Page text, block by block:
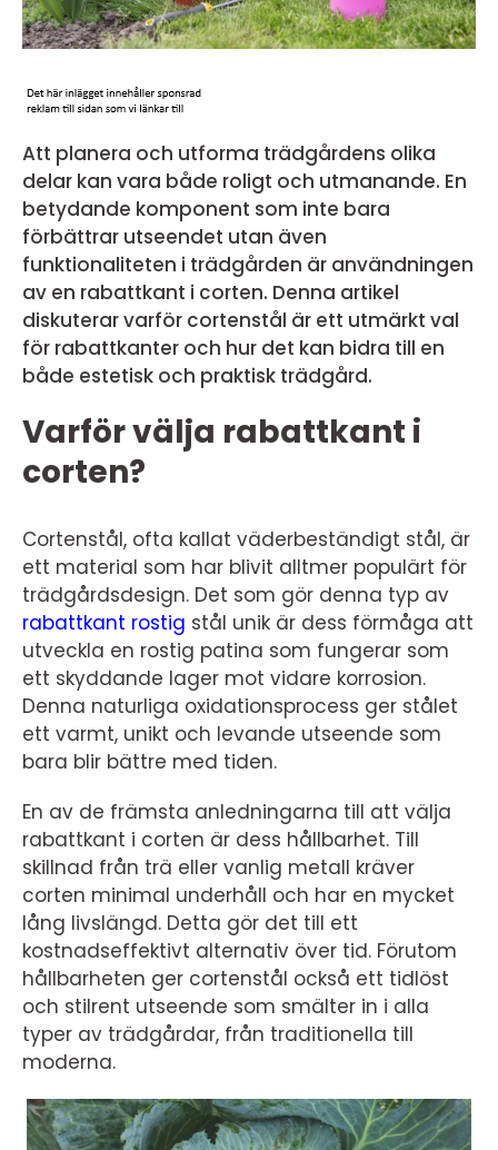
Att planera och utforma trädgårdens olika
delar kan vara både roligt och utmanande. En
betydande komponent som inte bara
förbättrar utseendet utan även
funktionaliteten i trädgården är användningen
av en rabattkant i corten. Denna artikel
diskuterar varför cortenstål är ett utmärkt val
för rabattkanter och hur det kan bidra till en
både estetisk och praktisk trädgård.
Varför välja rabattkant i
corten?
Cortenstål, ofta kallat väderbeständigt stål, är
ett material som har blivit alltmer populärt för
trädgårdsdesign. Det som gör denna typ av
rabattkant rostig stål unik är dess förmåga att
utveckla en rostig patina som fungerar som
ett skyddande lager mot vidare korrosion.
Denna naturliga oxidationsprocess ger stålet
ett varmt, unikt och levande utseende som
bara blir bättre med tiden.
En av de främsta anledningarna till att välja
rabattkant i corten är dess hållbarhet. Till
skillnad från trä eller vanlig metall kräver
corten minimal underhåll och har en mycket
lång livslängd. Detta gör det till ett
kostnadseffektivt alternativ över tid. Förutom
hållbarheten ger cortenstål också ett tidlöst
och stilrent utseende som smälter in i alla
typer av trädgårdar, från traditionella till
moderna.